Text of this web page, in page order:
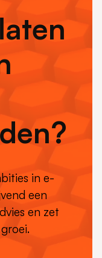
in e-
een
en zet